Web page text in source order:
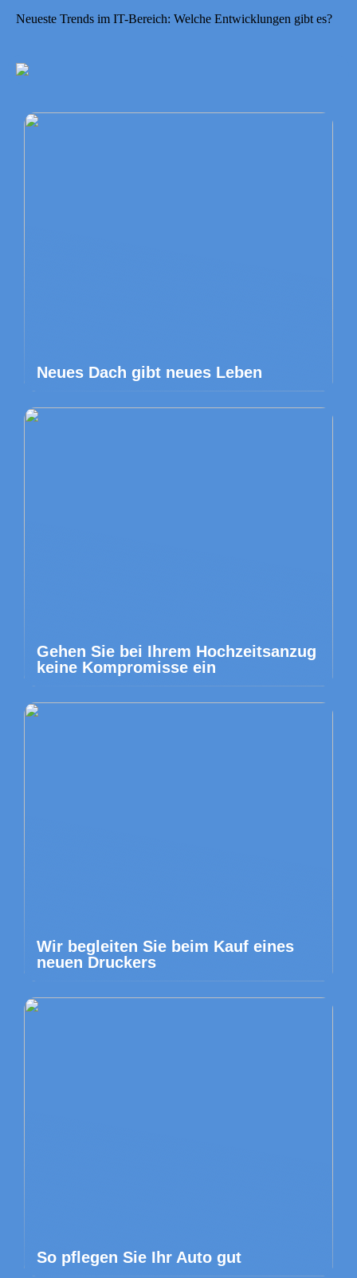
Neueste Trends im IT-Bereich: Welche Entwicklungen gibt es?
Neues Dach gibt neues Leben
Gehen Sie bei Ihrem Hochzeitsanzug
keine Kompromisse ein
Wir begleiten Sie beim Kauf eines
neuen Druckers
So pflegen Sie Ihr Auto gut